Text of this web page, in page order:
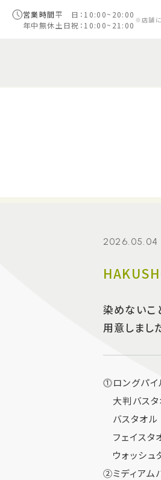
営業時間平 日：10:00~20:00
年中無休土日祝：10:00~21:00 ※店舗
2026.05.04
染めないこ
用意しまし
⓵ロングパイ
大判バス
バスタ
フェイス
ウォッシ
②ミディアム